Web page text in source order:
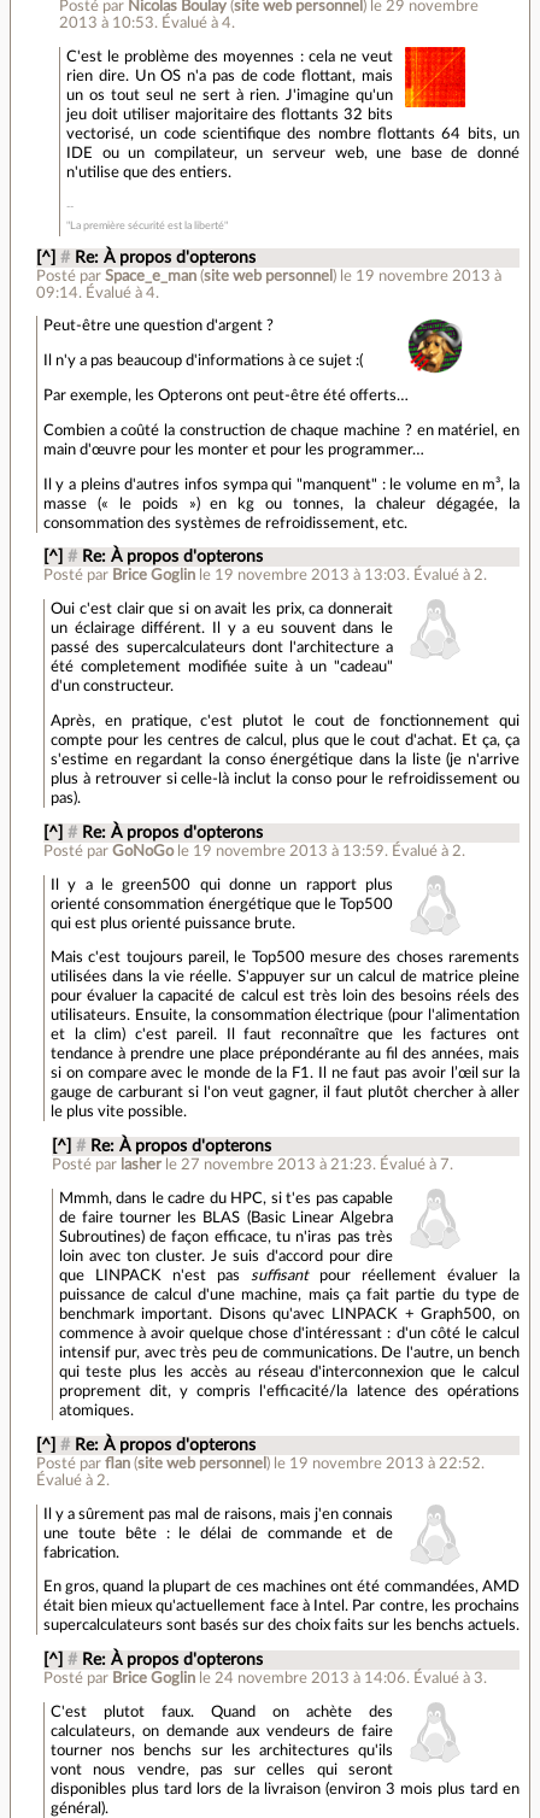
Posté par Nicolas Boulay(site web personnel ) le 29 novembre
2013 à 10:53. Évalué à 4.
C'est le problème des moyennes : cela ne veut
rien dire. Un OS n'a pas de code flottant, mais
un os tout seul ne sert à rien. J'imagine qu'un
jeu doit utiliser majoritaire des flottants 32 bits
vectorisé, un code scientifique des nombre flottants 64 bits, un
IDE ou un compilateur, un serveur web, une base de donné
n'utilise que des entiers.
"La première sécurité est la liberté"
[^] # Re: À propos d'opterons
Posté par Space_e_man(site web personnel ) le 19 novembre 2013 à
09:14. Évalué à 4.
Peut-être une question d'argent ?
Il n'y a pas beaucoup d'informations à ce sujet :(
Par exemple, les Opterons ont peut-être été offerts…
Combien a coûté la construction de chaque machine ? en matériel, en
main d'œuvre pour les monter et pour les programmer…
Il y a pleins d'autres infos sympa qui "manquent" : le volume en m³, la
masse (« le poids ») en kg ou tonnes, la chaleur dégagée, la
consommation des systèmes de refroidissement, etc.
[^] # Re: À propos d'opterons
Posté par Brice Goglin le 19 novembre 2013 à 13:03. Évalué à 2.
Oui c'est clair que si on avait les prix, ca donnerait
un éclairage différent. Il y a eu souvent dans le
passé des supercalculateurs dont l'architecture a
été completement modifiée suite à un "cadeau"
d'un constructeur.
Après, en pratique, c'est plutot le cout de fonctionnement qui
compte pour les centres de calcul, plus que le cout d'achat. Et ça, ça
s'estime en regardant la conso énergétique dans la liste (je n'arrive
plus à retrouver si celle-là inclut la conso pour le refroidissement ou
pas).
[^] # Re: À propos d'opterons
Posté parGoNoGo le 19 novembre 2013 à 13:59. Évalué à 2.
Il y a le green500 qui donne un rapport plus
orienté consommation énergétique que le Top500
qui est plus orienté puissance brute.
Mais c'est toujours pareil, le Top500 mesure des choses rarements
utilisées dans la vie réelle. S'appuyer sur un calcul de matrice pleine
pour évaluer la capacité de calcul est très loin des besoins réels des
utilisateurs. Ensuite, la consommation électrique (pour l'alimentation
et la clim) c'est pareil. Il faut reconnaître que les factures ont
tendance à prendre une place prépondérante au fil des années, mais
si on compare avec le monde de la F1. Il ne faut pas avoir l’œil sur la
gauge de carburant si l'on veut gagner, il faut plutôt chercher à aller
le plus vite possible.
[^] # Re: À propos d'opterons
Posté par lasher le 27 novembre 2013 à 21:23. Évalué à 7.
Mmmh, dans le cadre du HPC, si t'es pas capable
de faire tourner les BLAS (Basic Linear Algebra
Subroutines) de façon efficace, tu n'iras pas très
loin avec ton cluster. Je suis d'accord pour dire
que LINPACK n'est pas
suffisantpour réellement évaluer la
puissance de calcul d'une machine, mais ça fait partie du type de
benchmark important. Disons qu'avec LINPACK + Graph500, on
commence à avoir quelque chose d'intéressant : d'un côté le calcul
intensif pur, avec très peu de communications. De l'autre, un bench
qui teste plus les accès au réseau d'interconnexion que le calcul
proprement dit, y compris l'efficacité/la latence des opérations
atomiques.
[^] # Re: À propos d'opterons
Posté par flan(site web personnel ) le 19 novembre 2013 à 22:52.
Évalué à 2.
Il y a sûrement pas mal de raisons, mais j'en connais
une toute bête : le délai de commande et de
fabrication.
En gros, quand la plupart de ces machines ont été commandées, AMD
était bien mieux qu'actuellement face à Intel. Par contre, les prochains
supercalculateurs sont basés sur des choix faits sur les benchs actuels.
[^] # Re: À propos d'opterons
Posté par Brice Goglin le 24 novembre 2013 à 14:06. Évalué à 3.
C'est plutot faux. Quand on achète des
calculateurs, on demande aux vendeurs de faire
tourner nos benchs sur les architectures qu'ils
vont nous vendre, pas sur celles qui seront
disponibles plus tard lors de la livraison (environ 3 mois plus tard en
général).